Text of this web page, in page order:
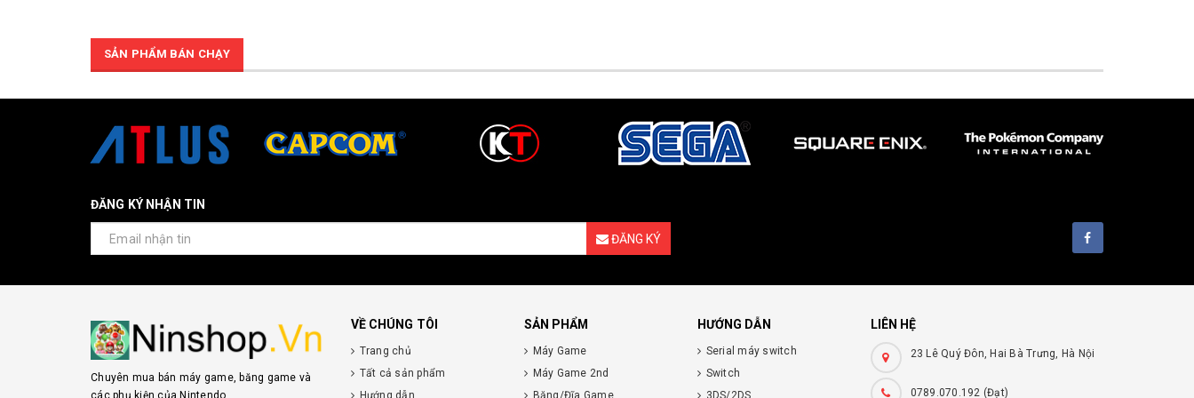
SẢN PHẨM BÁN CHẠY
ĐĂNG KÝ NHẬN TIN
ĐĂNG KÝ
Chuyên mua bán máy game, băng game và
các phụ kiện của Nintendo
VỀ CHÚNG TÔI
Trang chủ
Tất cả sản phẩm
Hướng dẫn
SẢN PHẨM
Máy Game
Máy Game 2nd
Băng/Đĩa Game
HƯỚNG DẪN
Serial máy switch
Switch
3DS/2DS
LIÊN HỆ
23 Lê Quý Đôn, Hai Bà Trưng, Hà Nội
0789.070.192 (Đạt)